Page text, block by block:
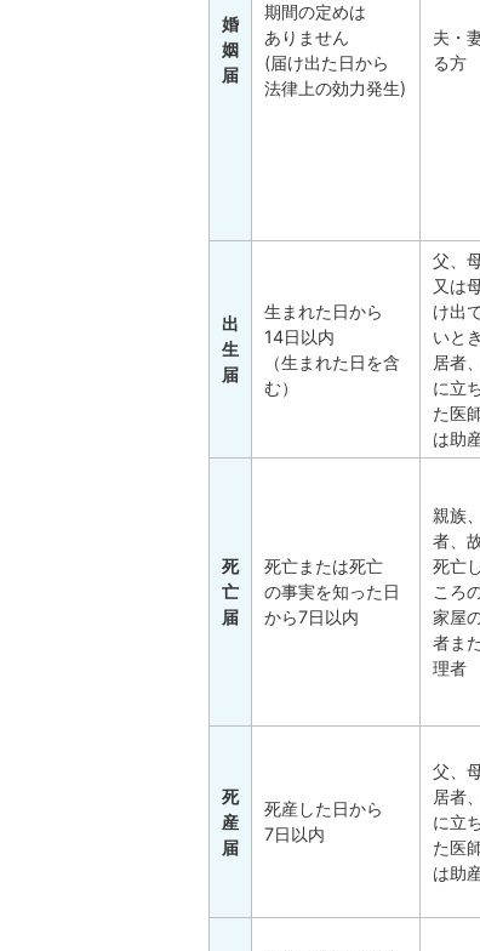
婚
姻
届
期間の定めは
ありません
(届け出た日から
法律上の効力発生)
夫・
る方
出
生
届
生まれた日から
14日以内
（生まれた日を含
む）
父、
又は
け出
いと
居者
に立
た医
は助
死
亡
届
死亡または死亡
の事実を知った日
から7日以内
親族
者、
死亡
ころ
家屋
者ま
理者
死
産
届
死産した日から
7日以内
父、
居者
に立
た医
は助